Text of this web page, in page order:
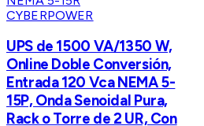
CYBERPOWER
UPS de 1500 VA/1350 W,
Online Doble Conversión,
Entrada 120 Vca NEMA 5-
15P, Onda Senoidal Pura,
Rack o Torre de 2 UR, Con